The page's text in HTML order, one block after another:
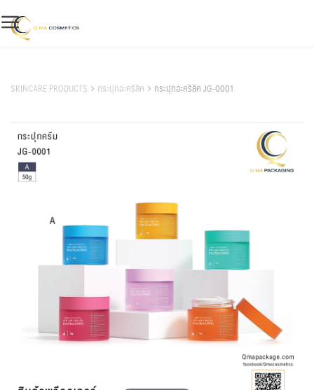
to
content
SKINCARE PRODUCTS กระปุกอะคริลิค กระปุกอะคริลิค JG-0001